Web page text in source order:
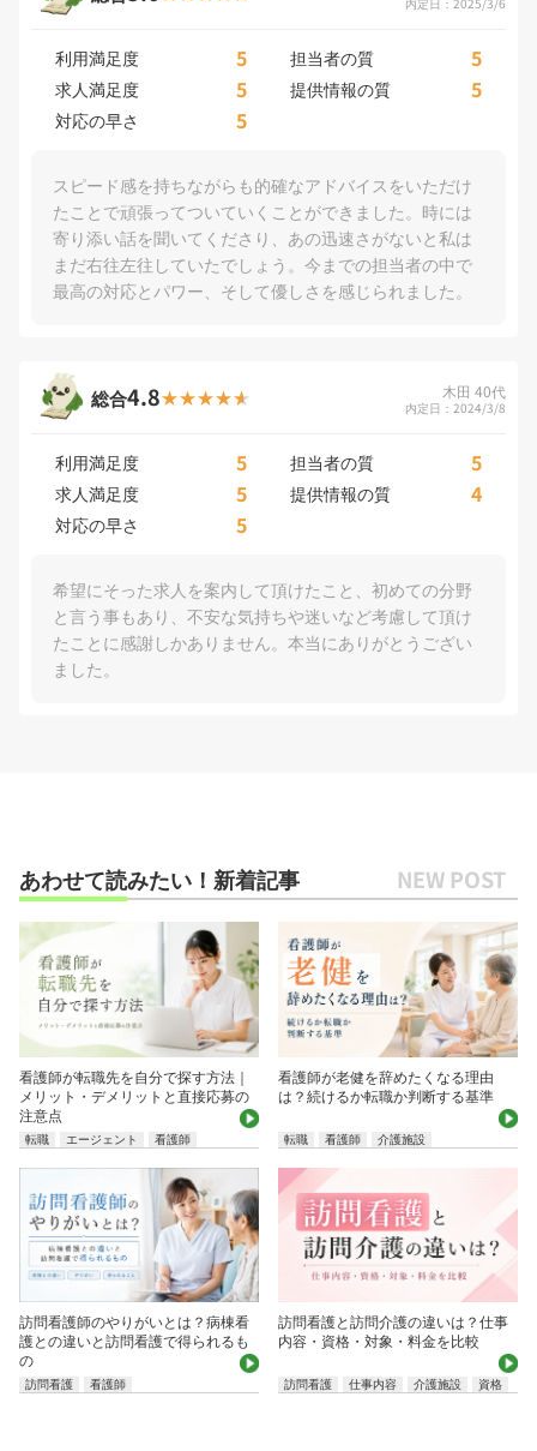
利用満足度 5 担当者の質 5
求人満足度 5 提供情報の質 5
対応の早さ 5
スピード感を持ちながらも的確なアドバイスをいただけ
たことで頑張ってついていくことができました。時には
寄り添い話を聞いてくださり、あの迅速さがないと私は
まだ右往左往していたでしょう。今までの担当者の中で
最高の対応とパワー、そして優しさを感じられました。
総合4.8 木田 40代
内定日：2024/3/8
利用満足度 5 担当者の質 5
求人満足度 5 提供情報の質 4
対応の早さ 5
希望にそった求人を案内して頂けたこと、初めての分野
と言う事もあり、不安な気持ちや迷いなど考慮して頂け
たことに感謝しかありません。本当にありがとうござい
ました。
あわせて読みたい！新着記事
看護師が転職先を自分で探す方法｜
メリット・デメリットと直接応募の
注意点
転職 エージェント 看護師
看護師が老健を辞めたくなる理由
は？続けるか転職か判断する基準
転職 看護師 介護施設
訪問看護師のやりがいとは？病棟看
護との違いと訪問看護で得られるも
の
訪問看護 看護師
訪問看護と訪問介護の違いは？仕事
内容・資格・対象・料金を比較
訪問看護 仕事内容 介護施設 資格